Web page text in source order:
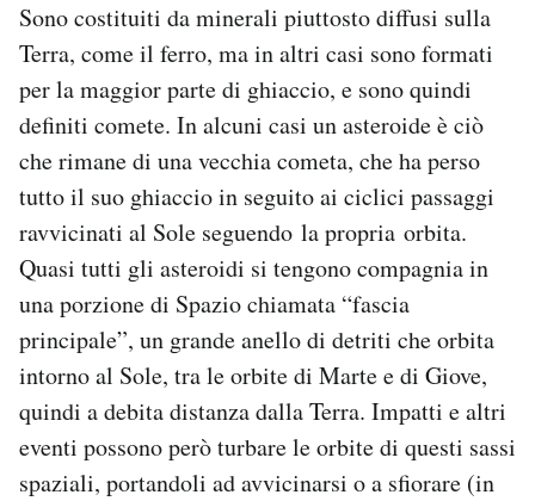
Sono costituiti da minerali piuttosto diffusi sulla
Terra, come il ferro, ma in altri casi sono formati
per la maggior parte di ghiaccio, e sono quindi
definiti comete. In alcuni casi un asteroide è ciò
che rimane di una vecchia cometa, che ha perso
tutto il suo ghiaccio in seguito ai ciclici passaggi
ravvicinati al Sole seguendo la propria orbita.
Quasi tutti gli asteroidi si tengono compagnia in
una porzione di Spazio chiamata “fascia
principale”, un grande anello di detriti che orbita
intorno al Sole, tra le orbite di Marte e di Giove,
quindi a debita distanza dalla Terra. Impatti e altri
eventi possono però turbare le orbite di questi sassi
spaziali, portandoli ad avvicinarsi o a sfiorare (in